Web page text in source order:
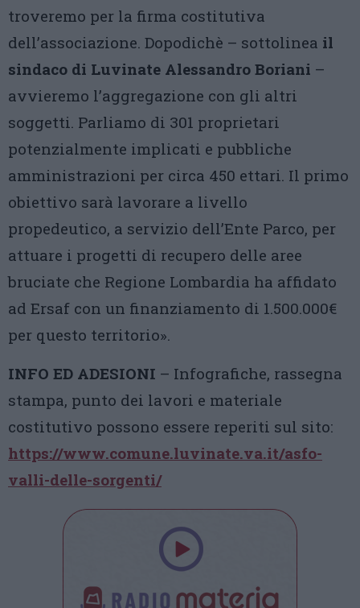
troveremo per la firma costitutiva
dell’associazione. Dopodichè – sottolinea il
sindaco di Luvinate Alessandro Boriani –
avvieremo l’aggregazione con gli altri
soggetti. Parliamo di 301 proprietari
potenzialmente implicati e pubbliche
amministrazioni per circa 450 ettari. Il primo
obiettivo sarà lavorare a livello
propedeutico, a servizio dell’Ente Parco, per
attuare i progetti di recupero delle aree
bruciate che Regione Lombardia ha affidato
ad Ersaf con un finanziamento di 1.500.000€
per questo territorio».
INFO ED ADESIONI – Infografiche, rassegna
stampa, punto dei lavori e materiale
costitutivo possono essere reperiti sul sito:
https://www.comune.luvinate.va.it/asfo-
valli-delle-sorgenti/